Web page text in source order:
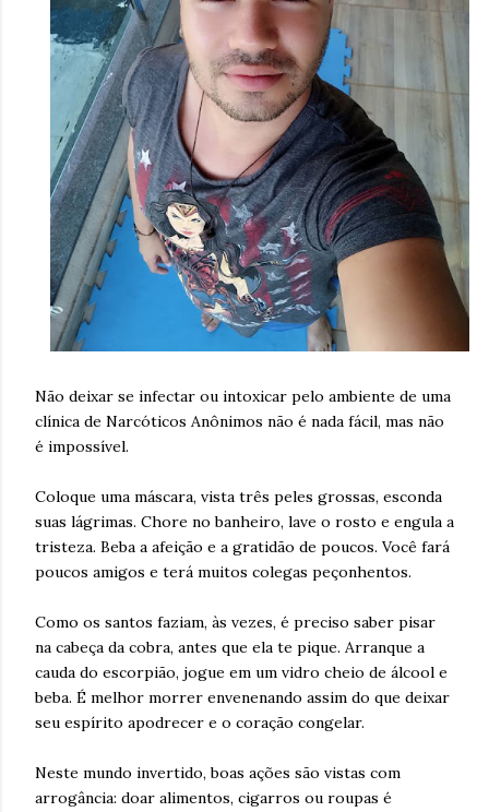
Não deixar se infectar ou intoxicar pelo ambiente de uma
clínica de Narcóticos Anônimos não é nada fácil, mas não
é impossível.
Coloque uma máscara, vista três peles grossas, esconda
suas lágrimas. Chore no banheiro, lave o rosto e engula a
tristeza. Beba a afeição e a gratidão de poucos. Você fará
poucos amigos e terá muitos colegas peçonhentos.
Como os santos faziam, às vezes, é preciso saber pisar
na cabeça da cobra, antes que ela te pique. Arranque a
cauda do escorpião, jogue em um vidro cheio de álcool e
beba. É melhor morrer envenenando assim do que deixar
seu espírito apodrecer e o coração congelar.
Neste mundo invertido, boas ações são vistas com
arrogância: doar alimentos, cigarros ou roupas é